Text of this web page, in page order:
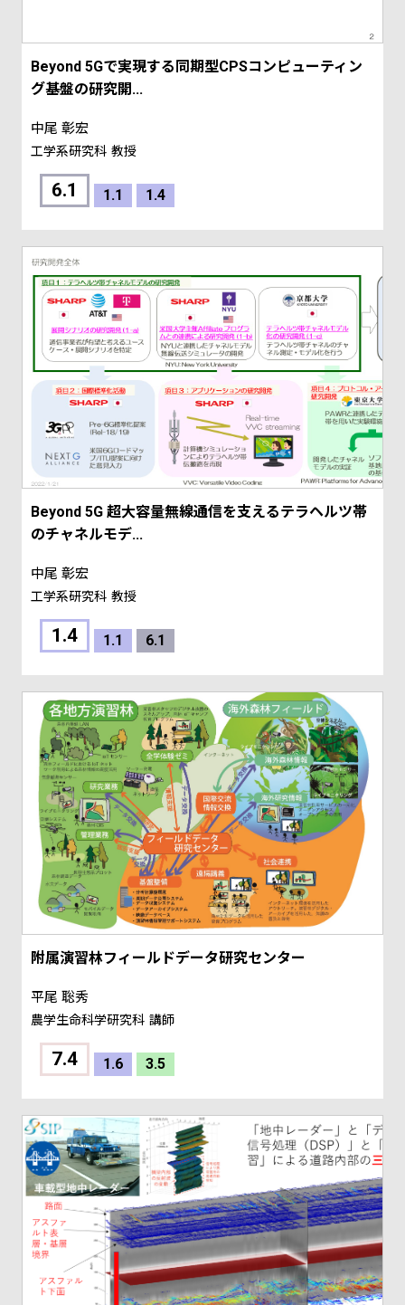
Beyond 5Gで実現する同期型CPSコンピューティン
グ基盤の研究開...
中尾 彰宏
工学系研究科 教授
6.1 1.1 1.4
Beyond 5G 超大容量無線通信を支えるテラヘルツ帯
のチャネルモデ...
中尾 彰宏
工学系研究科 教授
1.4 1.1 6.1
附属演習林フィールドデータ研究センター
平尾 聡秀
農学生命科学研究科 講師
7.4 1.6 3.5